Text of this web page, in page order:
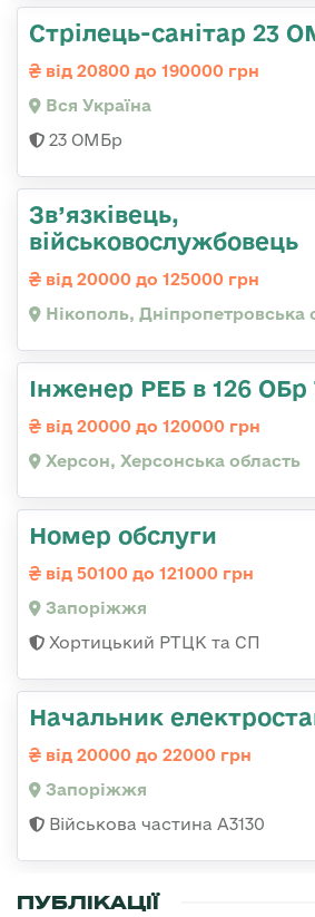
Стрілець-санітар 23
від 20800 до 190000 грн
Вся Україна
23 ОМБр
Зв’язківець,
військовослужбовець
від 20000 до 125000 грн
Нікополь, Дніпропетровська
Інженер РЕБ в 126
від 20000 до 120000 грн
Херсон, Херсонська область
Номер обслуги
від 50100 до 121000 грн
Запоріжжя
Хортицький РТЦК та СП
Начальник
від 20000 до 22000 грн
Запоріжжя
Військова частина А3130
ПУБЛІКАЦІЇ